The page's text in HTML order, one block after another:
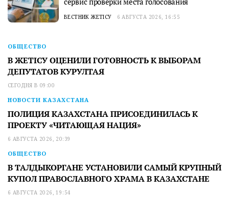
ВЕСТНИК ЖЕТІСУ 6 АВГУСТА 2026, 16:55
ОБЩЕСТВО
В ЖЕТІСУ ОЦЕНИЛИ ГОТОВНОСТЬ К ВЫБОРАМ
ДЕПУТАТОВ КУРУЛТАЯ
СЕГОДНЯ В 09:00
НОВОСТИ КАЗАХСТАНА
ПОЛИЦИЯ КАЗАХСТАНА ПРИСОЕДИНИЛАСЬ К
ПРОЕКТУ «ЧИТАЮЩАЯ НАЦИЯ»
6 АВГУСТА 2026, 20:39
ОБЩЕСТВО
В ТАЛДЫКОРГАНЕ УСТАНОВИЛИ САМЫЙ КРУПНЫЙ
КУПОЛ ПРАВОСЛАВНОГО ХРАМА В КАЗАХСТАНЕ
6 АВГУСТА 2026, 19:54